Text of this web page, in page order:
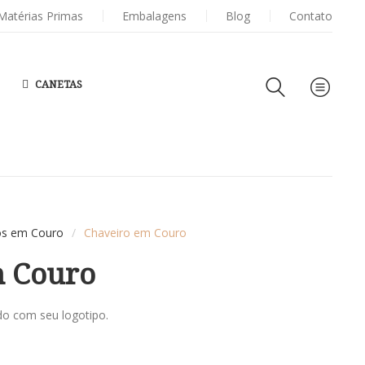
LOGOTIPO PASTAS DE CONVENÇÃO E PASTAS
Primas Embalagens Blog Contato
CANETAS
em Couro / Chaveiro em Couro
Couro
com seu logotipo.